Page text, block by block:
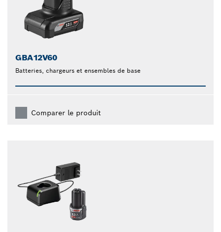
GBA12V60
Batteries, chargeurs et ensembles de base
Comparer le produit